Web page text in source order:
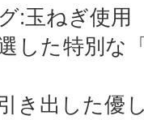
:玉ねぎ使用
した特別な
き出した優